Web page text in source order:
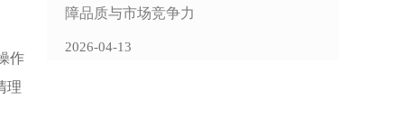
作
理
障品质与市场竞争力
2026-04-13